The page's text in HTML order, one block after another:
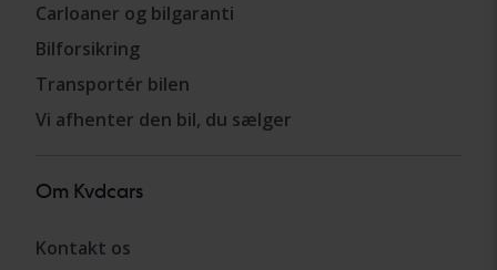
Carloaner og bilgaranti
Bilforsikring
Transportér bilen
Vi afhenter den bil, du sælger
Om Kvdcars
Kontakt os